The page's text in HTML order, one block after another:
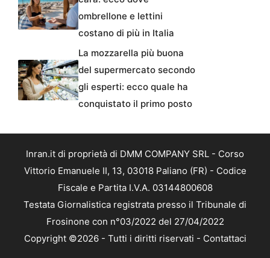
ombrellone e lettini
costano di più in Italia
La mozzarella più buona
del supermercato secondo
gli esperti: ecco quale ha
conquistato il primo posto
Inran.it di proprietà di DMM COMPANY SRL - Corso
Vittorio Emanuele II, 13, 03018 Paliano (FR) - Codice
Fiscale e Partita I.V.A. 03144800608
Testata Giornalistica registrata presso il Tribunale di
Frosinone con n°03/2022 del 27/04/2022
Copyright ©2026 - Tutti i diritti riservati - Contattaci